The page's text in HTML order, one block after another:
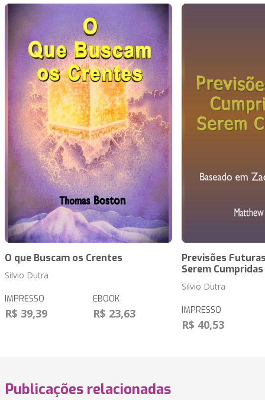
O que Buscam os Crentes
Silvio Dutra
IMPRESSO
R$ 39,39
EBOOK
R$ 23,63
Previsões
Serem Cumpridas
Silvio Dutra
IMPRESSO
R$ 40,53
Publicações relacionadas